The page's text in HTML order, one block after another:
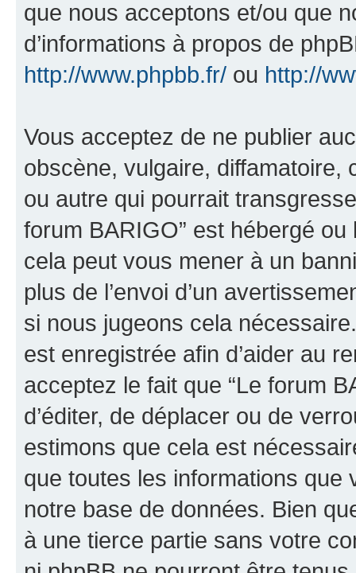
que nous acceptons et/ou que
d’informations à propos de
http://www.phpbb.fr/ ou http://
Vous acceptez de ne publier
obscène, vulgaire, diffamatoire,
ou autre qui pourrait
forum BARIGO” est hébergé
cela peut vous mener à un
plus de l’envoi d’un
si nous jugeons cela
est enregistrée afin d’aider au
acceptez le fait que “Le forum
d’éditer, de déplacer ou de
estimons que cela est
que toutes les informations
notre base de données. Bien
à une tierce partie sans votre